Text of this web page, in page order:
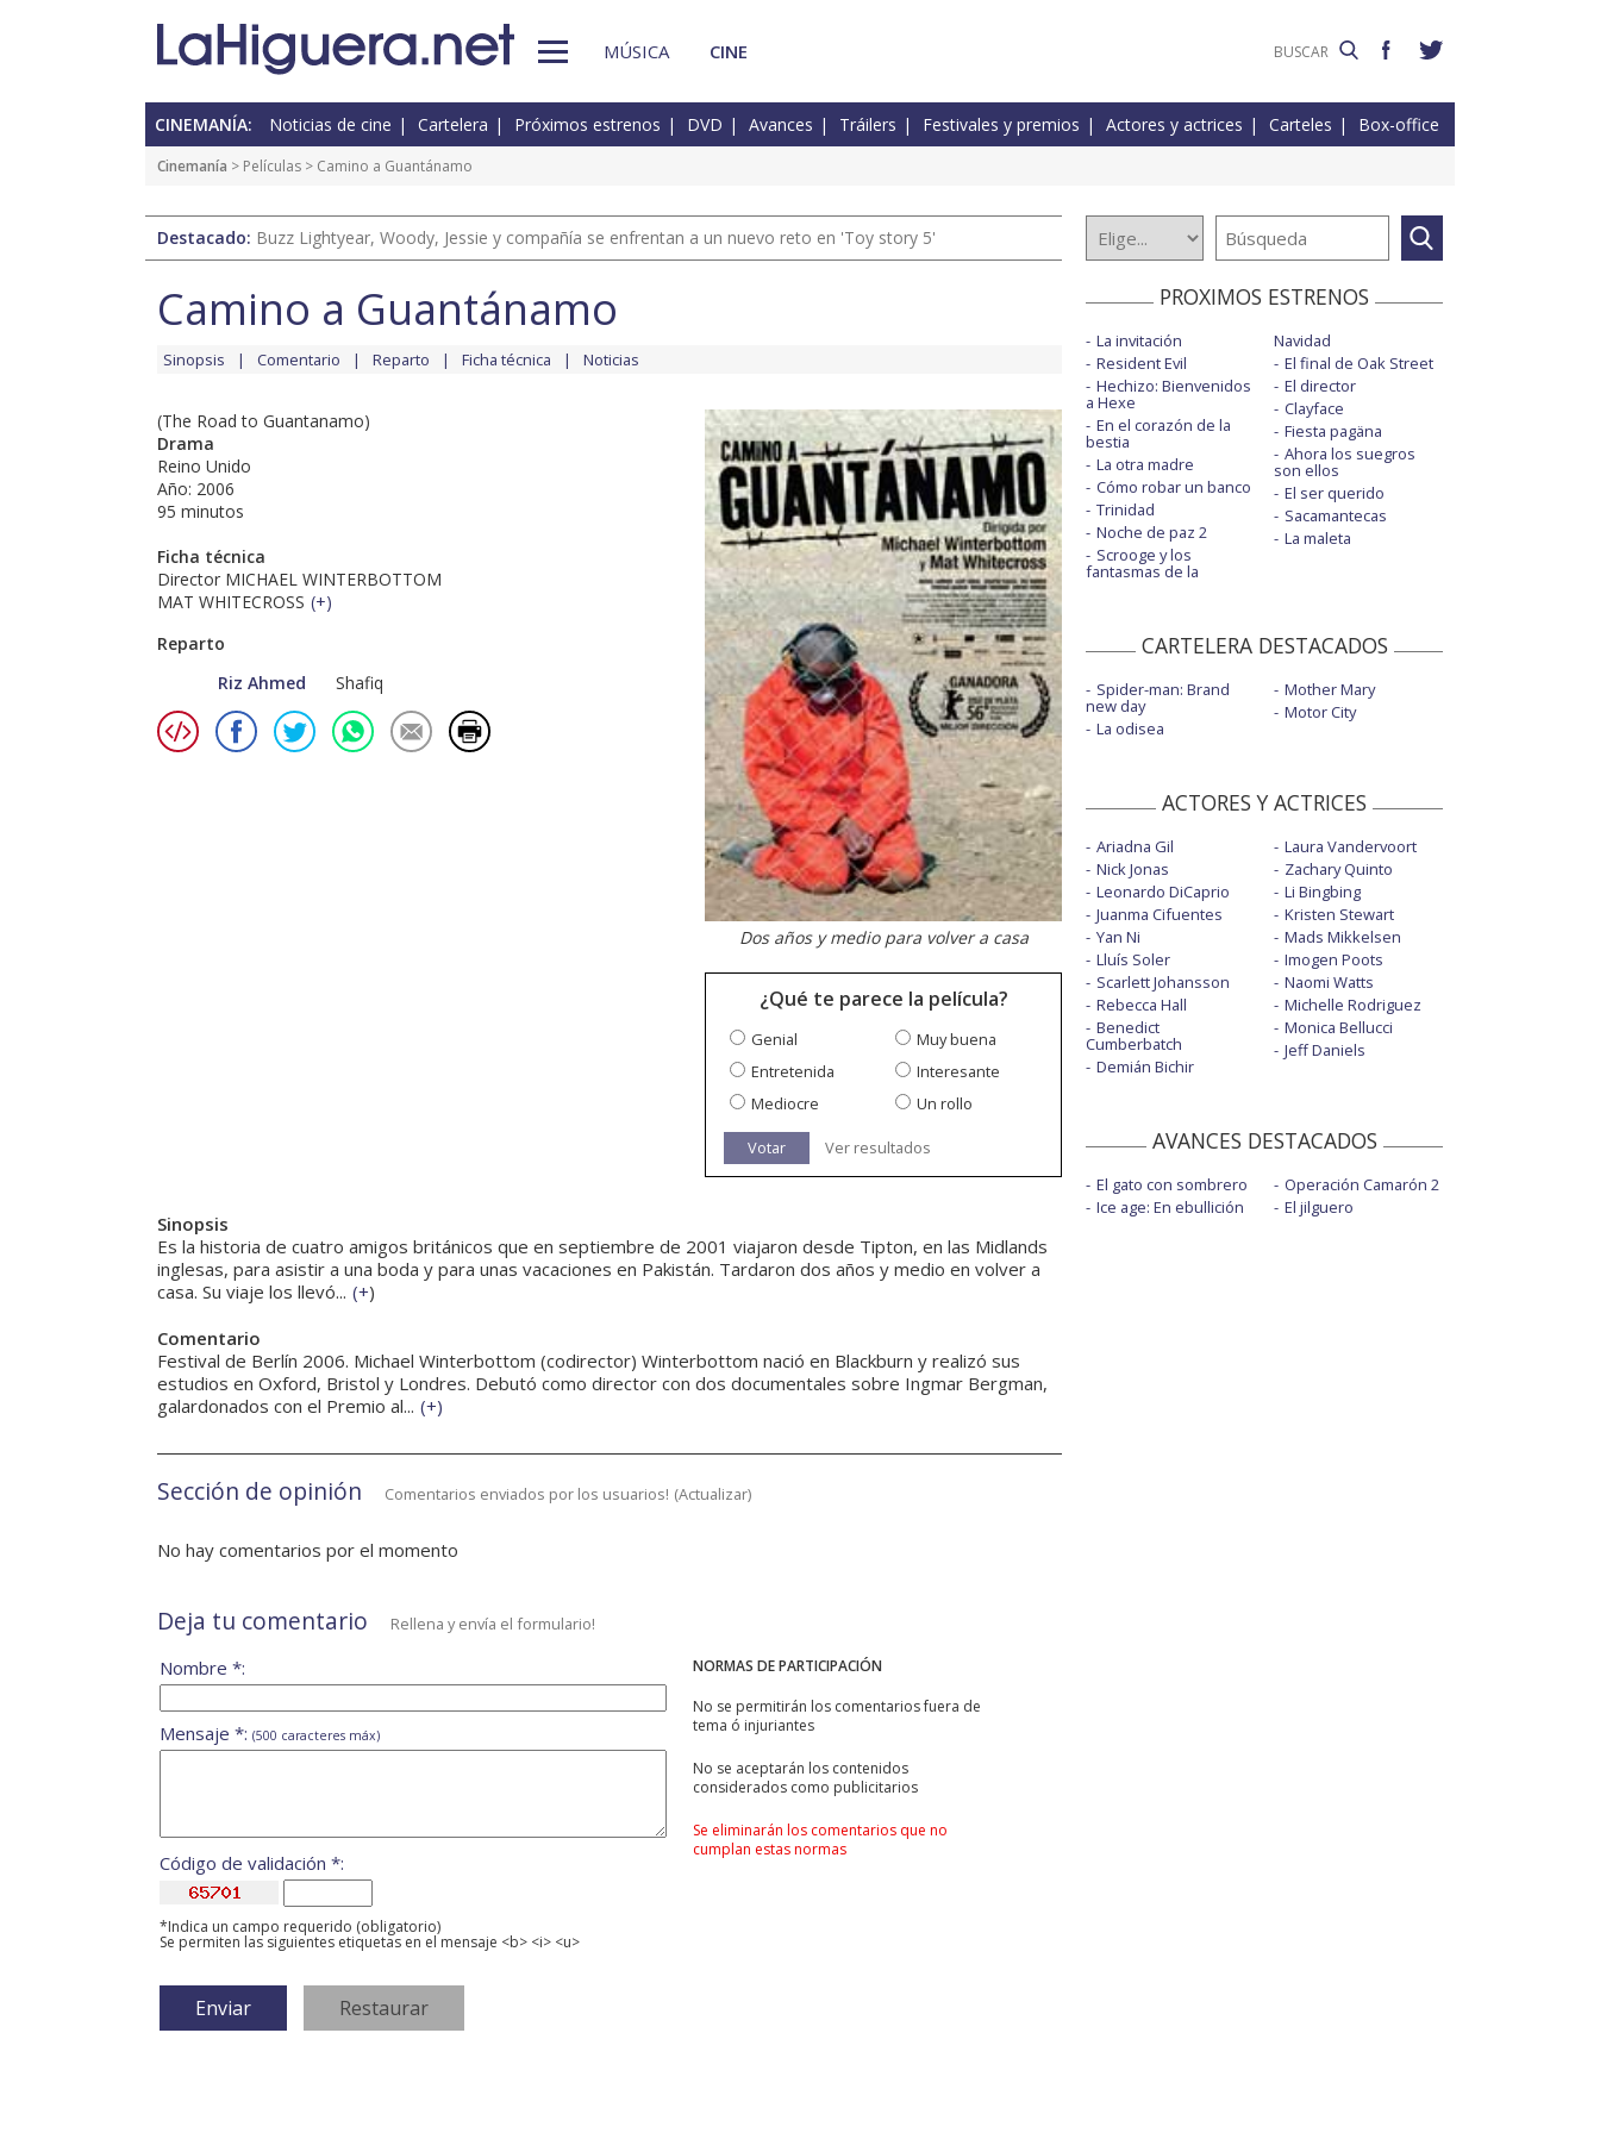
MÚSICA CINE
CINEMANÍA: Noticias de cine Cartelera Próximos estrenos DVD Avances Tráilers Festivales y premios Actores y actrices Carteles Box-office
Cinemanía > Películas > Camino a Guantánamo
Destacado: Buzz Lightyear, Woody, Jessie y compañía se enfrentan a un nuevo reto en 'Toy story 5'
Camino a Guantánamo
Sinopsis Comentario Reparto Ficha técnica Noticias
(The Road to Guantanamo)
Drama
Reino Unido
Año: 2006
95 minutos
Ficha técnica
Director MICHAEL WINTERBOTTOM
MAT WHITECROSS (+)
Reparto
Riz Ahmed
Shafiq
Dos años y medio para volver a casa
¿Qué te parece la película?
Genial
Muy buena
Entretenida
Interesante
Mediocre
Un rollo
Votar Ver resultados
Sinopsis
Es la historia de cuatro amigos británicos que en septiembre de 2001 viajaron desde Tipton, en las Midlands
inglesas, para asistir a una boda y para unas vacaciones en Pakistán. Tardaron dos años y medio en volver a
casa. Su viaje los llevó... (+)
Comentario
Festival de Berlín 2006. Michael Winterbottom (codirector) Winterbottom nació en Blackburn y realizó sus
estudios en Oxford, Bristol y Londres. Debutó como director con dos documentales sobre Ingmar Bergman,
galardonados con el Premio al... (+)
Sección de opinión Comentarios enviados por los usuarios! (Actualizar)
No hay comentarios por el momento
Deja tu comentario Rellena y envía el formulario!
NORMAS DE PARTICIPACIÓN
No se permitirán los comentarios fuera de
tema ó injuriantes
No se aceptarán los contenidos
considerados como publicitarios
Se eliminarán los comentarios que no
cumplan estas normas
Nombre *:
Mensaje *: (500 caracteres máx)
Código de validación *:
*Indica un campo requerido (obligatorio)
Se permiten las siguientes etiquetas en el mensaje <b> <i> <u>
PROXIMOS ESTRENOS
La invitación
Resident Evil
Hechizo: Bienvenidos
a Hexe
En el corazón de la
bestia
La otra madre
Cómo robar un banco
Trinidad
Noche de paz 2
Scrooge y los
fantasmas de la
Navidad
El final de Oak Street
El director
Clayface
Fiesta pagäna
Ahora los suegros
son ellos
El ser querido
Sacamantecas
La maleta
CARTELERA DESTACADOS
Spider-man: Brand
new day
La odisea
Mother Mary
Motor City
ACTORES Y ACTRICES
Ariadna Gil
Nick Jonas
Leonardo DiCaprio
Juanma Cifuentes
Yan Ni
Lluís Soler
Scarlett Johansson
Rebecca Hall
Benedict
Cumberbatch
Demián Bichir
Laura Vandervoort
Zachary Quinto
Li Bingbing
Kristen Stewart
Mads Mikkelsen
Imogen Poots
Naomi Watts
Michelle Rodriguez
Monica Bellucci
Jeff Daniels
AVANCES DESTACADOS
El gato con sombrero
Ice age: En ebullición
Operación Camarón 2
El jilguero